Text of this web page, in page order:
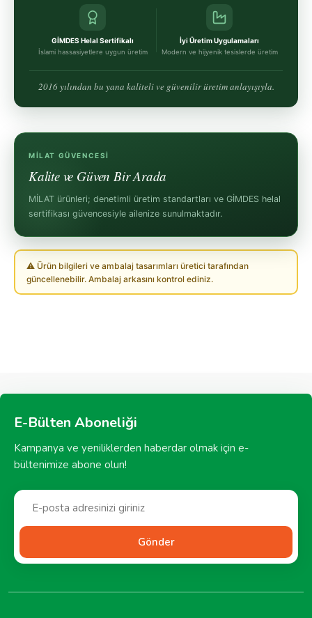
GİMDES Helal Sertifikalı
İslami hassasiyetlere uygun üretim
İyi Üretim Uygulamaları
Modern ve hijyenik tesislerde üretim
2016 yılından bu yana kaliteli ve güvenilir üretim anlayışıyla.
MİLAT GÜVENCESI
Kalite ve Güven Bir Arada
MİLAT ürünleri; denetimli üretim standartları ve GİMDES helal
sertifikası güvencesiyle ailenize sunulmaktadır.
⚠ Ürün bilgileri ve ambalaj tasarımları üretici tarafından
güncellenebilir. Ambalaj arkasını kontrol ediniz.
E-Bülten Aboneliği
Kampanya ve yeniliklerden haberdar olmak için e-
bültenimize abone olun!
Gönder